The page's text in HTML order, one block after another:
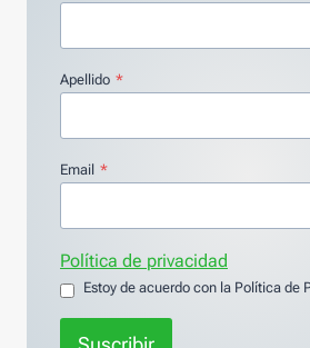
Apellido *
Email *
Política de privacidad
Estoy de acuerdo con la Política de